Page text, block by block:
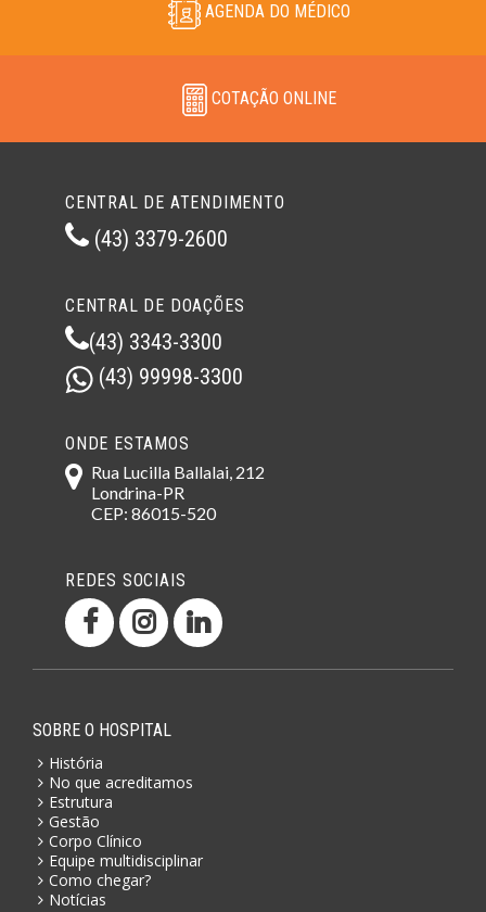
AGENDA DO MÉDICO
COTAÇÃO ONLINE
CENTRAL DE ATENDIMENTO
(43) 3379-2600
CENTRAL DE DOAÇÕES
(43) 3343-3300
(43) 99998-3300
ONDE ESTAMOS
Rua Lucilla Ballalai, 212
Londrina-PR
CEP: 86015-520
REDES SOCIAIS
SOBRE O HOSPITAL
História
No que acreditamos
Estrutura
Gestão
Corpo Clínico
Equipe multidisciplinar
Como chegar?
Notícias